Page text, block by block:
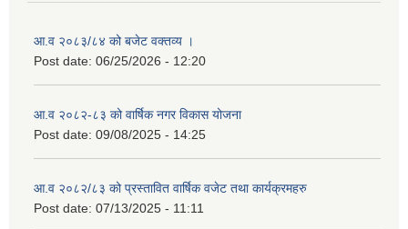
आ.व २०८३/८४ को बजेट वक्तव्य ।
Post date: 06/25/2026 - 12:20
आ.व २०८२-८३ को वार्षिक नगर विकास योजना
Post date: 09/08/2025 - 14:25
आ.व २०८२/८३ को प्रस्तावित वार्षिक वजेट तथा कार्यक्रमहरु
Post date: 07/13/2025 - 11:11